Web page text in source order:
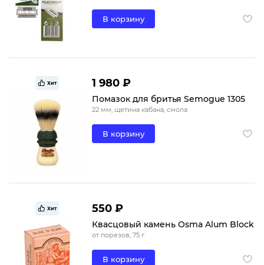
В корзину
Хит 1 980 ₽
Помазок для бритья Semogue 1305
22 мм, щетина кабана, смола
В корзину
Хит 550 ₽
Квасцовый камень Osma Alum Block
от порезов, 75 г
В корзину